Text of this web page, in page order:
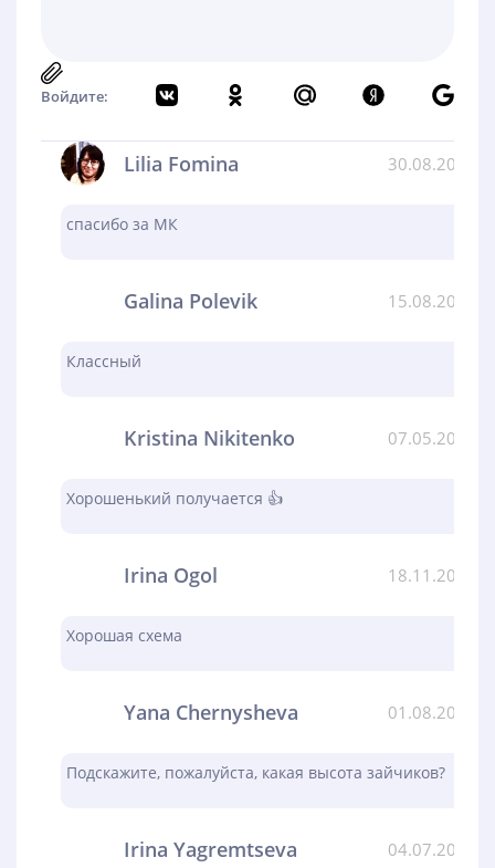
Войдите:
Lilia Fomina 30.08.2024
спасибо за МК
Galina Polevik 15.08.2024
Классный
Kristina Nikitenko 07.05.2024
Хорошенький получается 👍
Irina Ogol 18.11.2023
Хорошая схема
Yana Chernysheva 01.08.2023
Подскажите, пожалуйста, какая высота зайчиков?
Irina Yagremtseva 04.07.2023